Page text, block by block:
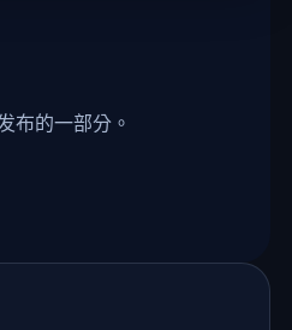
布的一部分。